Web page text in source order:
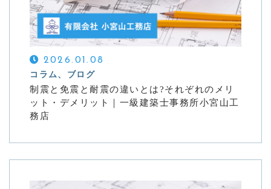
2026.01.08
コラム、ブログ
制震と免震と耐震の違いとは?それぞれのメリ
ット・デメリット｜一級建築士事務所小宮山工
務店